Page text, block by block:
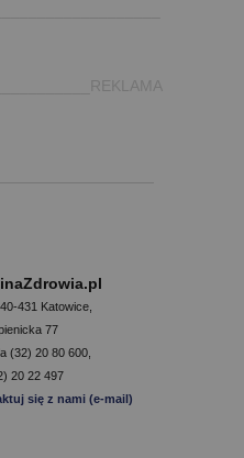
431 Katowice,
77
(32) 20 80 600,
20 22 497
się z nami (e-mail)